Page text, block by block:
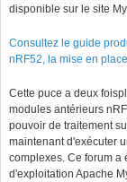
disponible sur le site
Consultez le guide
nRF52, la mise en
Cette puce a deux
modules antérieurs
pouvoir de traitement
maintenant d'exécuter
complexes. Ce forum a
d'exploitation Apache